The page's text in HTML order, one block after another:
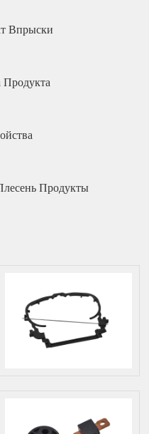
Впрыски
Продукты